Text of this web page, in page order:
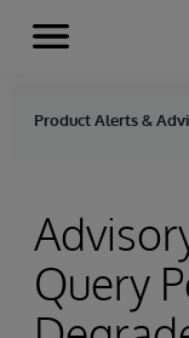
Skip to content
Menu
Product Alerts &
Query